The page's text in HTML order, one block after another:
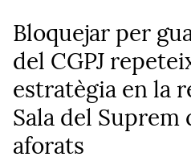
Bloquejar per
del CGPJ
estratègia en la
Sala del Suprem
aforats